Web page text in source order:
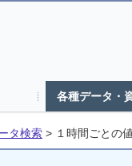
各種データ・
タ検索 > １時間ごとの